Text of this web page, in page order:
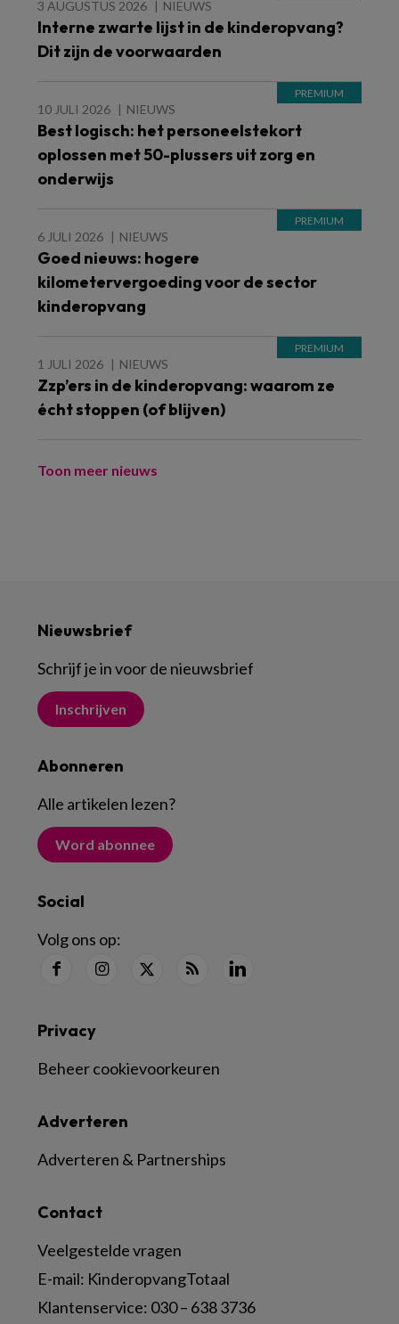
3 AUGUSTUS 2026 NIEUWS
Interne zwarte lijst in de kinderopvang?
Dit zijn de voorwaarden
10 JULI 2026 NIEUWS
Best logisch: het personeelstekort
oplossen met 50-plussers uit zorg en
onderwijs
6 JULI 2026 NIEUWS
Goed nieuws: hogere
kilometervergoeding voor de sector
kinderopvang
1 JULI 2026 NIEUWS
Zzp’ers in de kinderopvang: waarom ze
écht stoppen (of blijven)
Toon meer nieuws
Nieuwsbrief
Schrijf je in voor de nieuwsbrief
Inschrijven
Abonneren
Alle artikelen lezen?
Word abonnee
Social
Volg ons op:
Contact
Veelgestelde vragen
E-mail: KinderopvangTotaal
Klantenservice: 030 – 638 3736
Adverteren
Adverteren & Partnerships
Privacy
Beheer cookievoorkeuren